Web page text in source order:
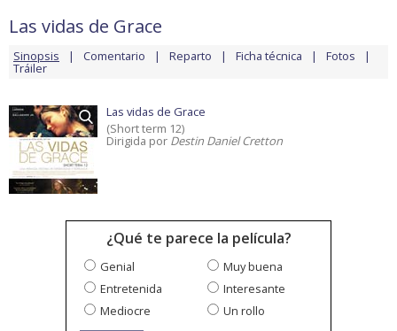
Las vidas de Grace
Sinopsis Comentario Reparto Ficha técnica Fotos
Tráiler
Las vidas de Grace
(Short term 12)
Dirigida por Destin Daniel Cretton
¿Qué te parece la película?
Genial
Muy buena
Entretenida
Interesante
Mediocre
Un rollo